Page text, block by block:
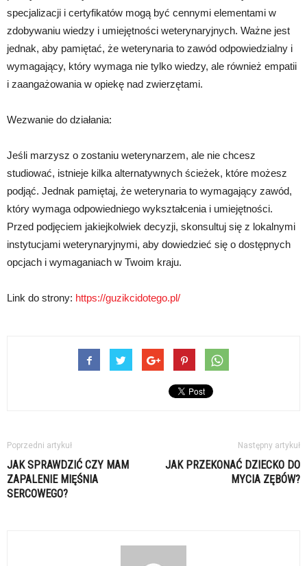
specjalizacji i certyfikatów mogą być cennymi elementami w
zdobywaniu wiedzy i umiejętności weterynaryjnych. Ważne jest
jednak, aby pamiętać, że weterynaria to zawód odpowiedzialny i
wymagający, który wymaga nie tylko wiedzy, ale również empatii
i zaangażowania w opiekę nad zwierzętami.
Wezwanie do działania:
Jeśli marzysz o zostaniu weterynarzem, ale nie chcesz
studiować, istnieje kilka alternatywnych ścieżek, które możesz
podjąć. Jednak pamiętaj, że weterynaria to wymagający zawód,
który wymaga odpowiedniego wykształcenia i umiejętności.
Przed podjęciem jakiejkolwiek decyzji, skonsultuj się z lokalnymi
instytucjami weterynaryjnymi, aby dowiedzieć się o dostępnych
opcjach i wymaganiach w Twoim kraju.
Link do strony: https://guzikcidotego.pl/
Poprzedni artykuł
JAK SPRAWDZIĆ CZY MAM
ZAPALENIE MIĘŚNIA
SERCOWEGO?
Następny artykuł
JAK PRZEKONAĆ DZIECKO DO
MYCIA ZĘBÓW?